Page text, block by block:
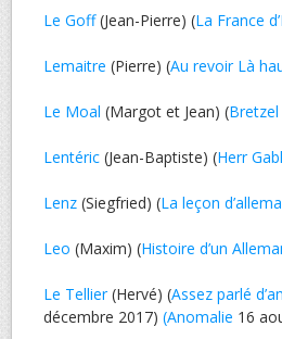
Le Goff(Jean-Pierre) (La France
Lemaitre (Pierre) (Au revoir Là
Le Moal (Margot et Jean) (
Lentéric (Jean-Baptiste) (Herr
Lenz (Siegfried) (La leçon
Leo (Maxim) (Histoire d’un
Le Tellier(Hervé) (Assez parlé
décembre 2017) (Anomalie 16